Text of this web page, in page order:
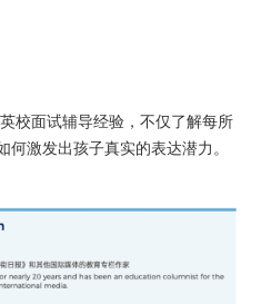
校面试辅导经验，不仅了解每所
激发出孩子真实的表达潜力。